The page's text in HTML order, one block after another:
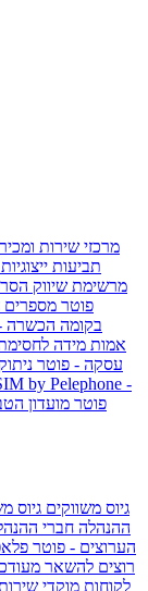
מרכזי שירות
תביעות ייצוגיות
מרשימת שיווק
פוטר מספרים
בקומה הכשרה
אמות מידה
עסקה - פוטר
by Pelephone -
פוטר מועדון
גיוס משווקים גיוס
ההנהלה חברי
הערוצים - פוטר
רוצים להשאר
לקוחות מוקדי